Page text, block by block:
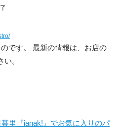
です。 最新の情報は、お店の
。
里『ianak!』でお気に入りのパ